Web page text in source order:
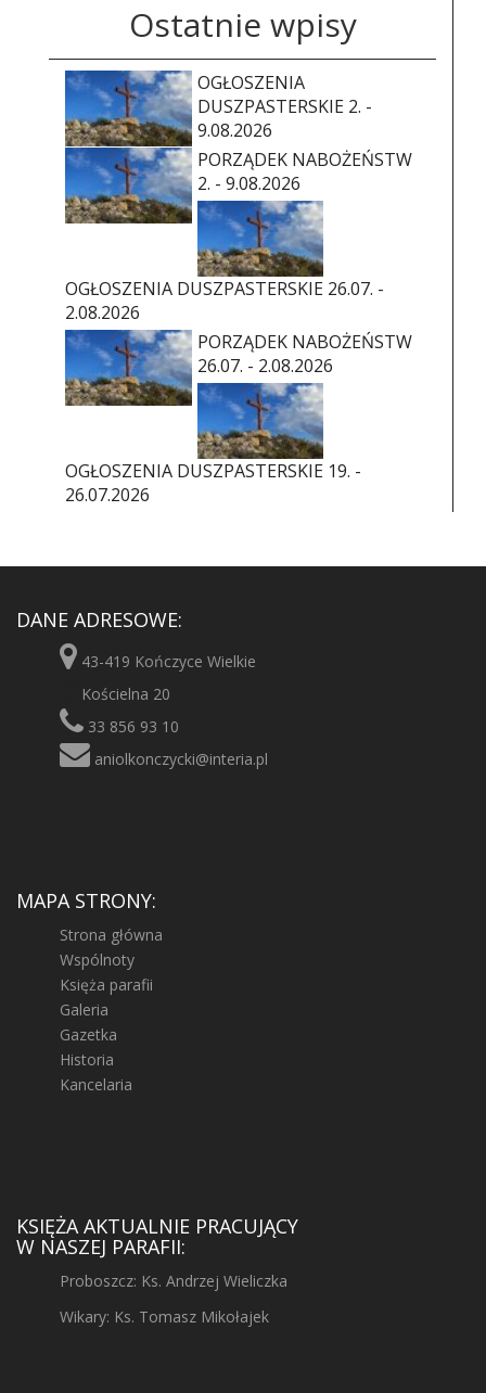
Ostatnie wpisy
OGŁOSZENIA
DUSZPASTERSKIE 2. -
9.08.2026
PORZĄDEK NABOŻEŃSTW
2. - 9.08.2026
OGŁOSZENIA DUSZPASTERSKIE 26.07. -
2.08.2026
PORZĄDEK NABOŻEŃSTW
26.07. - 2.08.2026
OGŁOSZENIA DUSZPASTERSKIE 19. -
26.07.2026
DANE ADRESOWE:
43-419 Kończyce Wielkie
Kościelna 20
33 856 93 10
aniolkonczycki@interia.pl
MAPA STRONY:
Strona główna
Wspólnoty
Księża parafii
Galeria
Gazetka
Historia
Kancelaria
KSIĘŻA AKTUALNIE PRACUJĄCY
W NASZEJ PARAFII:
Proboszcz: Ks. Andrzej Wieliczka
Wikary: Ks. Tomasz Mikołajek